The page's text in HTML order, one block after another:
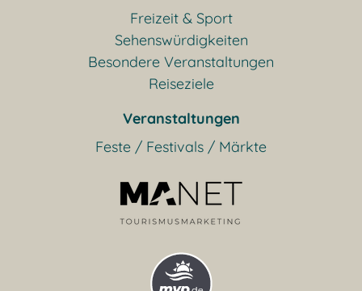
Freizeit & Sport
Sehenswürdigkeiten
Besondere Veranstaltungen
Reiseziele
Veranstaltungen
Feste / Festivals / Märkte